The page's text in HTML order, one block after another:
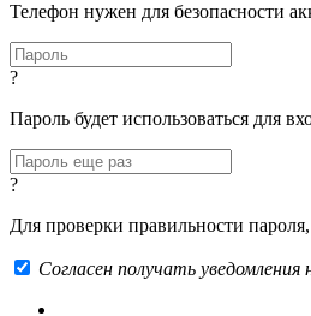
Телефон нужен для безопасности
?
Пароль будет использоваться для
?
Для проверки правильности
Согласен получать